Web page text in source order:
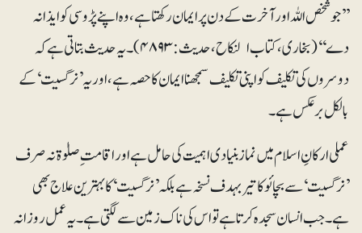
’’جو شخص اللہ اور آخرت کے دن پر ایمان رکھتا ہے، وہ اپنے پڑوسی کو ایذا نہ
دے‘‘ (بخاری، کتاب النکاح، حدیث: ۴۸۹۳)۔ یہ حدیث بتاتی ہے کہ
دوسروں کی تکلیف کو اپنی تکلیف سمجھنا ایمان کا حصہ ہے، اور یہ ’نرگسیت‘ کے
بالکل برعکس ہے۔
عملی ارکانِ اسلام میں نماز بنیادی اہمیت کی حامل ہے اور اقامت ِ صلوٰۃ نہ صرف
’نرگسیت‘ سے بچائو کا تیربہدف نسخہ ہے بلکہ ’نرگسیت‘ کا بہترین علاج بھی
ہے۔ جب انسان سجدہ کرتا ہے تو اس کی ناک زمین سے لگتی ہے۔ یہ عمل روزانہ